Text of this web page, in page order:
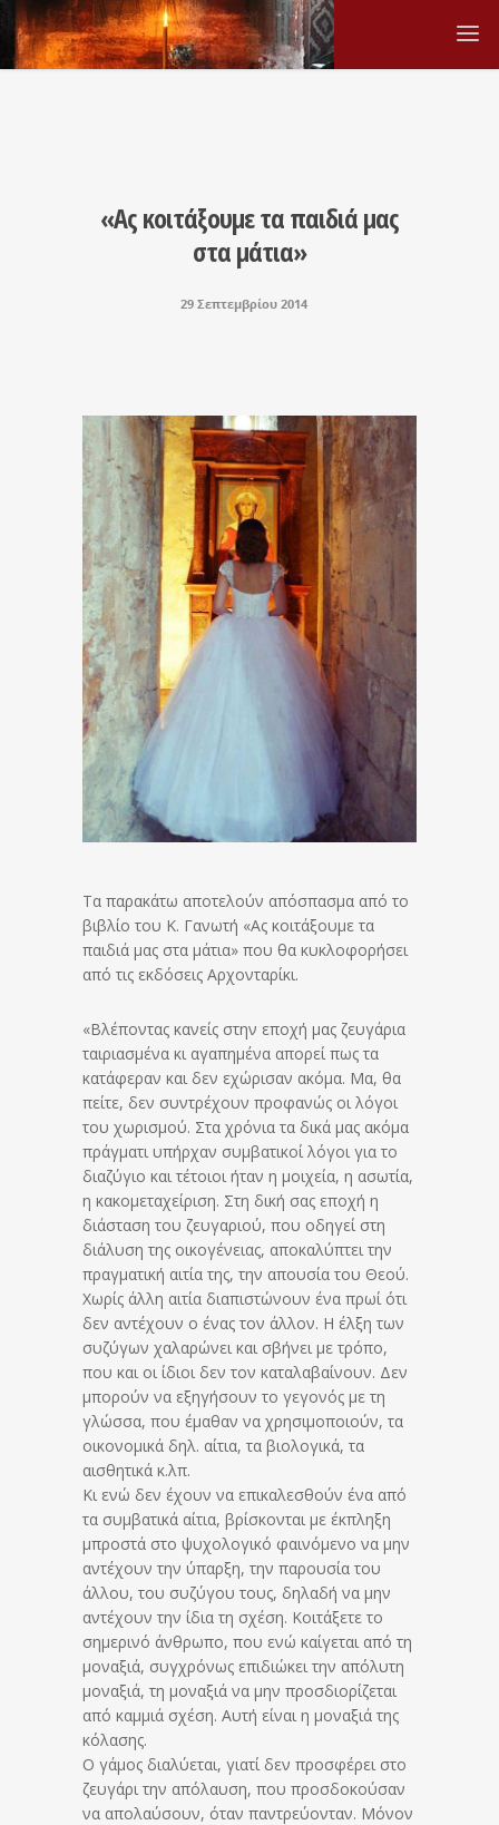
«Ας κοιτάξουμε τα παιδιά μας
στα μάτια»
29 Σεπτεμβρίου 2014
Τα παρακάτω αποτελούν απόσπασμα από το
βιβλίο του Κ. Γανωτή «Ας κοιτάξουμε τα
παιδιά μας στα μάτια» που θα κυκλοφορήσει
από τις εκδόσεις Αρχονταρίκι.
«Βλέποντας κανείς στην εποχή μας ζευγάρια
ταιριασμένα κι αγαπημένα απορεί πως τα
κατάφεραν και δεν εχώρισαν ακόμα. Μα, θα
πείτε, δεν συντρέχουν προφανώς οι λόγοι
του χωρισμού. Στα χρόνια τα δικά μας ακόμα
πράγματι υπήρχαν συμβατικοί λόγοι για το
διαζύγιο και τέτοιοι ήταν η μοιχεία, η ασωτία,
η κακομεταχείριση. Στη δική σας εποχή η
διάσταση του ζευγαριού, που οδηγεί στη
διάλυση της οικογένειας, αποκαλύπτει την
πραγματική αιτία της, την απουσία του Θεού.
Χωρίς άλλη αιτία διαπιστώνουν ένα πρωί ότι
δεν αντέχουν ο ένας τον άλλον. Η έλξη των
συζύγων χαλαρώνει και σβήνει με τρόπο,
που και οι ίδιοι δεν τον καταλαβαίνουν. Δεν
μπορούν να εξηγήσουν το γεγονός με τη
γλώσσα, που έμαθαν να χρησιμοποιούν, τα
οικονομικά δηλ. αίτια, τα βιολογικά, τα
αισθητικά κ.λπ.
Κι ενώ δεν έχουν να επικαλεσθούν ένα από
τα συμβατικά αίτια, βρίσκονται με έκπληξη
μπροστά στο ψυχολογικό φαινόμενο να μην
αντέχουν την ύπαρξη, την παρουσία του
άλλου, του συζύγου τους, δηλαδή να μην
αντέχουν την ίδια τη σχέση. Κοιτάξετε το
σημερινό άνθρωπο, που ενώ καίγεται από τη
μοναξιά, συγχρόνως επιδιώκει την απόλυτη
μοναξιά, τη μοναξιά να μην προσδιορίζεται
από καμμιά σχέση. Αυτή είναι η μοναξιά της
κόλασης.
Ο γάμος διαλύεται, γιατί δεν προσφέρει στο
ζευγάρι την απόλαυση, που προσδοκούσαν
να απολαύσουν, όταν παντρεύονταν. Μόνον